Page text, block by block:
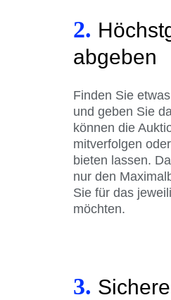
2.
abgeben
Finden Sie
und geben Sie
können die
mitverfolgen
bieten lassen.
nur den
Sie für das
möchten.
3.